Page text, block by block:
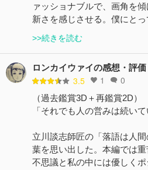
ァッショナブルで、画角を
新さを感じさせる。僕にと
>>続きを読む
ロンカイウァイの感想・評価
3.5 1 0
（過去鑑賞3D＋再鑑賞2D）
「それでも人の営みは続いて
立川談志師匠の「落語は人
葉を思い出した。本編では重
不思議と私の中には優しく